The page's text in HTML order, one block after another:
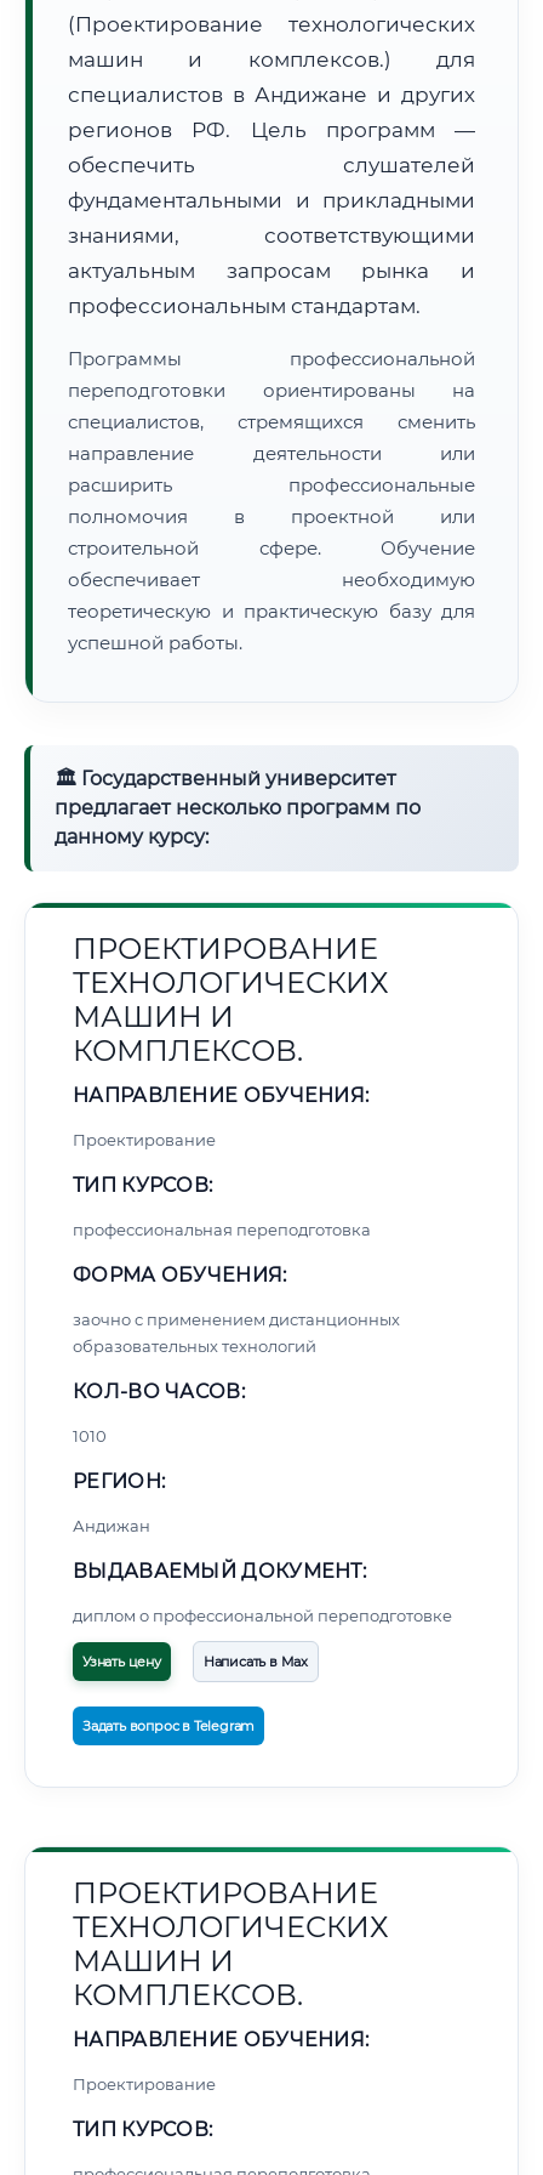
Расчет логистики оригиналов:
• Маршрут транзита:
• Экспресс-доставка СДЭК / Почтой:3–4 рабочих дня
📜 Документы и аккредитация ФИС ФРДО
(Проектирование технологических
машин и комплексов.) для
специалистов в Андижане и других
регионов РФ. Цель программ —
обеспечить слушателей
фундаментальными и прикладными
знаниями, соответствующими
актуальным запросам рынка и
профессиональным стандартам.
Программы профессиональной
переподготовки ориентированы на
специалистов, стремящихся сменить
направление деятельности или
расширить профессиональные
полномочия в проектной или
строительной сфере. Обучение
обеспечивает необходимую
теоретическую и практическую базу для
успешной работы.
🏛 Государственный университет
предлагает несколько программ по
данному курсу:
ПРОЕКТИРОВАНИЕ
ТЕХНОЛОГИЧЕСКИХ
МАШИН И
КОМПЛЕКСОВ.
НАПРАВЛЕНИЕ ОБУЧЕНИЯ:
Проектирование
ТИП КУРСОВ:
профессиональная переподготовка
ФОРМА ОБУЧЕНИЯ:
заочно с применением дистанционных
образовательных технологий
КОЛ-ВО ЧАСОВ:
1010
РЕГИОН:
Андижан
ВЫДАВАЕМЫЙ ДОКУМЕНТ:
диплом о профессиональной переподготовке
Узнать цену Написать в Max
Задать вопрос в Telegram
ПРОЕКТИРОВАНИЕ
ТЕХНОЛОГИЧЕСКИХ
МАШИН И
КОМПЛЕКСОВ.
НАПРАВЛЕНИЕ ОБУЧЕНИЯ:
Проектирование
ТИП КУРСОВ: